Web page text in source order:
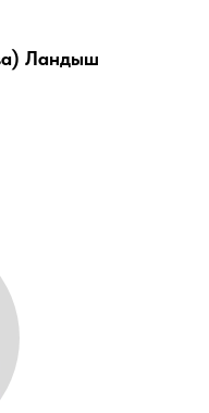
Ландыш